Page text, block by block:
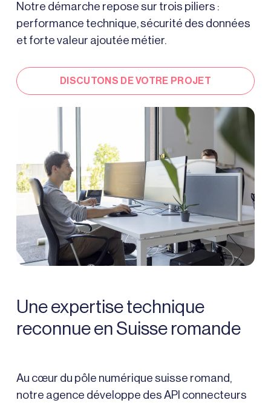
Notre démarche repose sur trois piliers :
performance technique, sécurité des données
et forte valeur ajoutée métier.
DISCUTONS DE VOTRE PROJET
Une expertise technique
reconnue en Suisse romande
Au cœur du pôle numérique suisse romand,
notre agence développe des API connecteurs